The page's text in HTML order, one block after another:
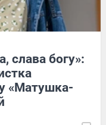
слава богу»:
«Матушка-